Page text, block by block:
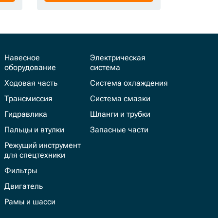
Навесное
оборудование
Ходовая часть
Трансмиссия
Гидравлика
Пальцы и втулки
Режущий инструмент
для спецтехники
Фильтры
Двигатель
Рамы и шасси
Электрическая
система
Система охлаждения
Система смазки
Шланги и трубки
Запасные части